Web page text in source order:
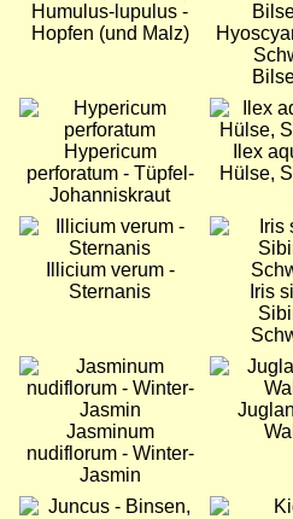
Humulus-lupulus -
Hopfen (und Malz)
Bild
Hypericum
perforatum - Tüpfel-
Johanniskraut
Bild
Ilex
Hülse,
Bild
Illicium verum -
Sternanis
Bild
Iris
Bild
Jasminum
nudiflorum - Winter-
Jasmin
Bild
Bild Bild